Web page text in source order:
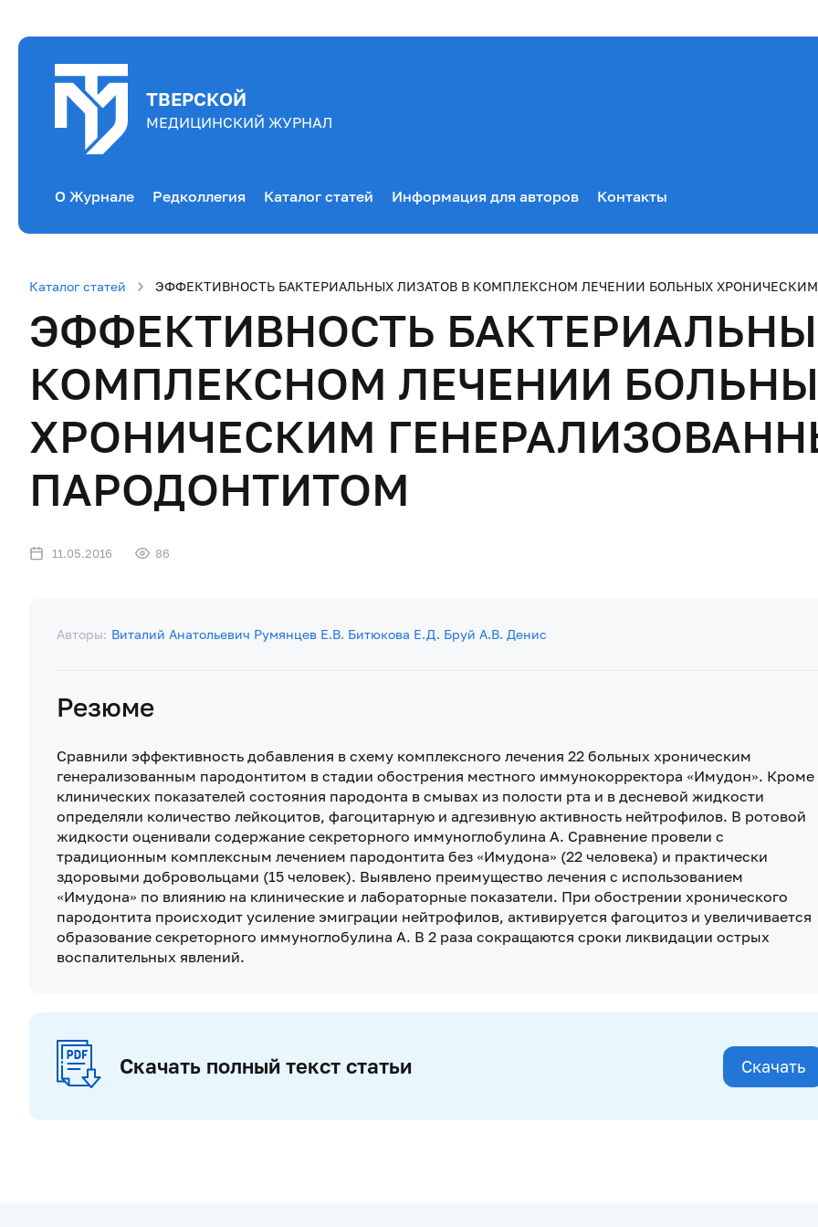
ТВЕРСКОЙ
МЕДИЦИНСКИЙ ЖУРНАЛ
О Журнале Редколлегия Каталог статей Информация для авторов Контакты
Каталог статей ЭФФЕКТИВНОСТЬ БАКТЕРИАЛЬНЫХ ЛИЗАТОВ В КОМПЛЕКСНОМ ЛЕЧЕНИИ БОЛЬНЫХ
ЭФФЕКТИВНОСТЬ
КОМПЛЕКСНОМ ЛЕЧЕНИИ
ХРОНИЧЕСКИМ
ПАРОДОНТИТОМ
11.05.2016 86
Авторы: Виталий Анатольевич Румянцев Е.В. Битюкова Е.Д. Бруй А.В. Денис
Резюме
Сравнили эффективность добавления в схему комплексного лечения 22 больных хроническим
генерализованным пародонтитом в стадии обострения местного иммунокорректора «Имудон». Кроме
клинических показателей состояния пародонта в смывах из полости рта и в десневой жидкости
определяли количество лейкоцитов, фагоцитарную и адгезивную активность нейтрофилов. В ротовой
жидкости оценивали содержание секреторного иммуноглобулина A. Сравнение провели с
традиционным комплексным лечением пародонтита без «Имудона» (22 человека) и практически
здоровыми добровольцами (15 человек). Выявлено преимущество лечения с использованием
«Имудона» по влиянию на клинические и лабораторные показатели. При обострении хронического
пародонтита происходит усиление эмиграции нейтрофилов, активируется фагоцитоз и увеличивается
образование секреторного иммуноглобулина A. В 2 раза сокращаются сроки ликвидации острых
воспалительных явлений.
Скачать полный текст статьи Скачать